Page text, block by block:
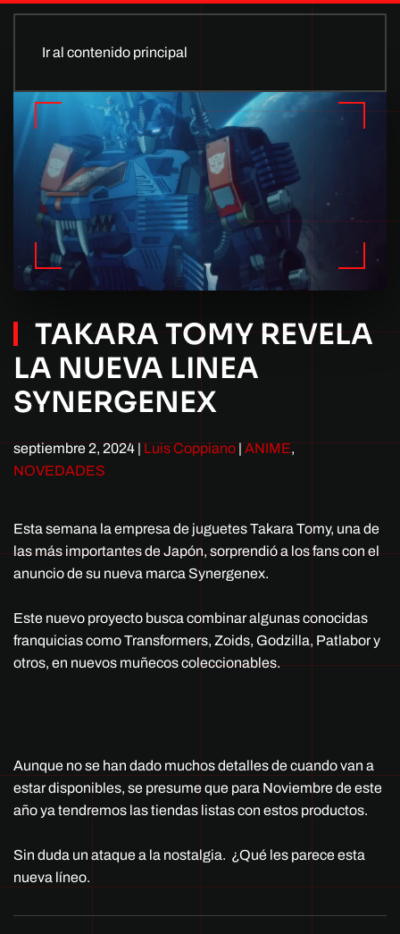
Ir al contenido principal
TAKARA TOMY REVELA
LA NUEVA LINEA
SYNERGENEX
septiembre 2, 2024|Luis Coppiano|ANIME,
NOVEDADES
Esta semana la empresa de juguetes Takara Tomy, una de
las más importantes de Japón, sorprendió a los fans con el
anuncio de su nueva marca Synergenex.
Este nuevo proyecto busca combinar algunas conocidas
franquicias como Transformers, Zoids, Godzilla, Patlabor y
otros, en nuevos muñecos coleccionables.
Aunque no se han dado muchos detalles de cuando van a
estar disponibles, se presume que para Noviembre de este
año ya tendremos las tiendas listas con estos productos.
Sin duda un ataque a la nostalgia. ¿Qué les parece esta
nueva líneo.